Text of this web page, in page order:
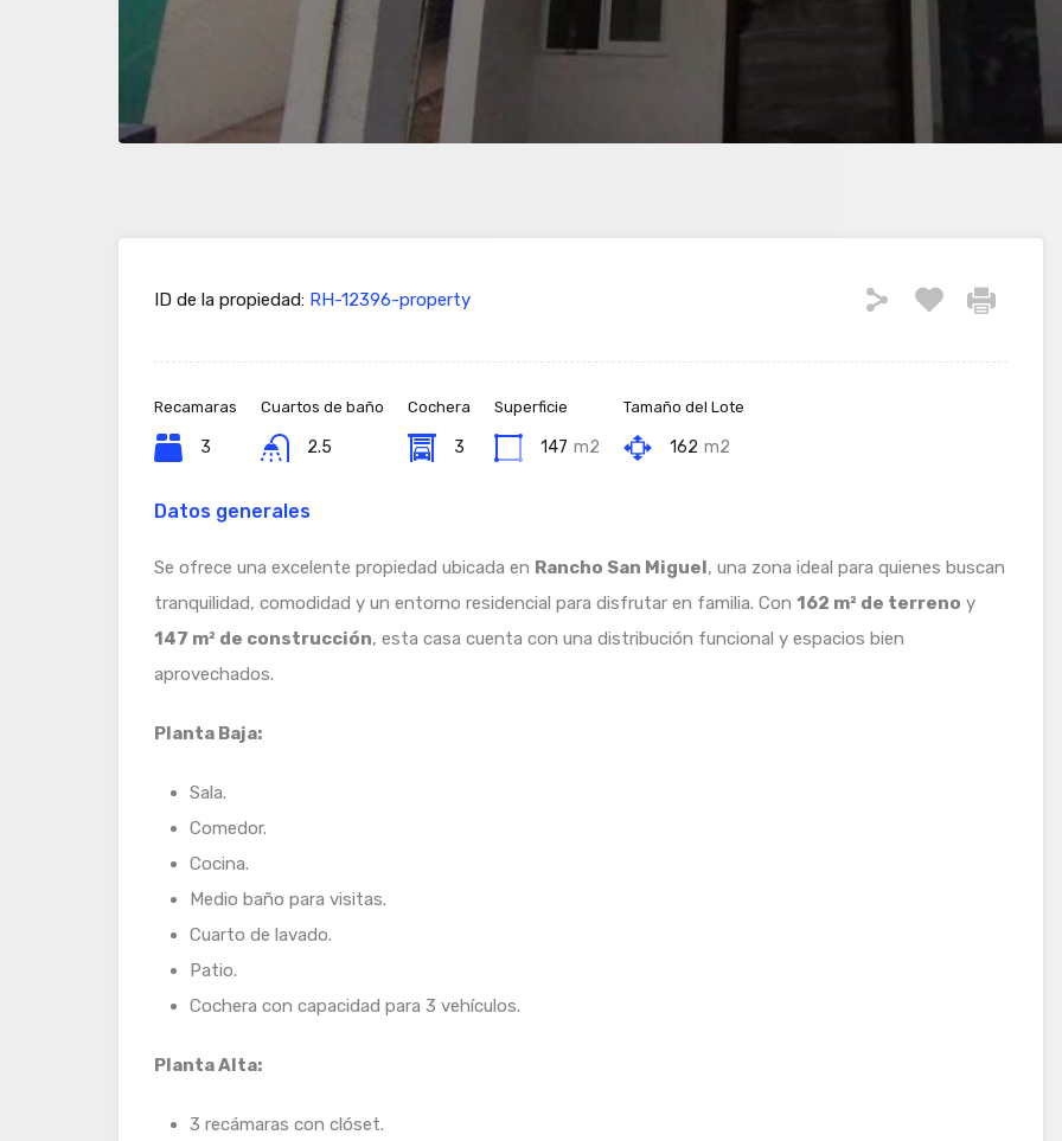
ID de la propiedad: RH-12396-property
Recamaras
3
Cuartos de baño
2.5
Cochera
3
Superficie
147 m2
Tamaño del Lote
162 m2
Datos generales
Se ofrece una excelente propiedad ubicada en Rancho San Miguel, una zona ideal para quienes buscan
tranquilidad, comodidad y un entorno residencial para disfrutar en familia. Con 162 m² de terreno y
147 m² de construcción, esta casa cuenta con una distribución funcional y espacios bien
aprovechados.
Planta Baja:
Sala.
Comedor.
Cocina.
Medio baño para visitas.
Cuarto de lavado.
Patio.
Cochera con capacidad para 3 vehículos.
Planta Alta:
3 recámaras con clóset.